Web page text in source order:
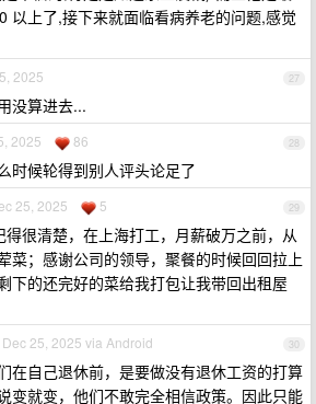
以上了,接下来就面临看病养老的问题,感觉
27
2025
没算进去...
28
2025 86
时候轮得到别人评头论足了
29
25, 2025 5
得很清楚，在上海打工，月薪破万之前，从
菜；感谢公司的领导，聚餐的时候回回拉上
下的还完好的菜给我打包让我带回出租屋
30
Dec 25, 2025 via Android
在自己退休前，是要做没有退休工资的打算
变就变，他们不敢完全相信政策。因此只能